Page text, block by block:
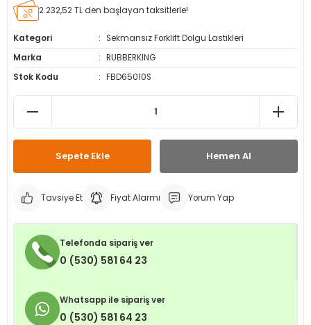
İç Lastikleri
2.232,52 TL den başlayan taksitlerle!
Kategori
Sekmansız Forklift Dolgu Lastikleri
Marka
RUBBERKING
Stok Kodu
FBD65010S
Sepete Ekle Hemen Al
Tavsiye Et Fiyat Alarmı Yorum Yap
Telefonda sipariş ver
0 (530) 581 64 23
Whatsapp ile sipariş ver
0 (530) 581 64 23